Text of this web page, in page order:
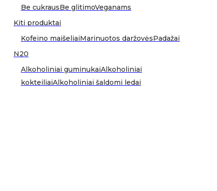
Be cukrausBe glitimoVeganams
Kiti produktai
Kofeino maišeliaiMarinuotos daržovėsPadažai
N20
Alkoholiniai guminukaiAlkoholiniai
kokteiliaiAlkoholiniai šaldomi ledai